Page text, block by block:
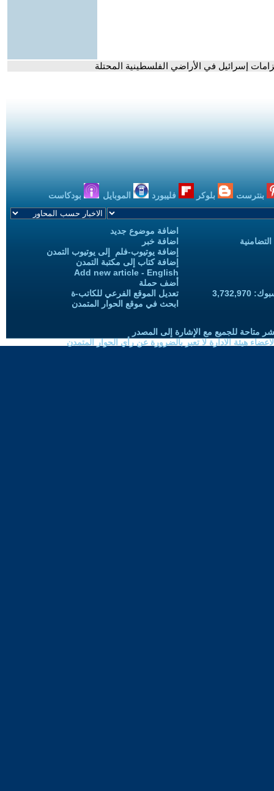
إسرائيل في الأراضي الفلسطينية المحتلة
بنترست بلوكر فليبورد الموبايل بودكاست
اضافة موضوع جديد
اضافة خبر
إضافة يوتيوب-فلم إلى يوتيوب التمدن
إضافة كتاب إلى مكتبة التمدن
Add new article - English
أضف حملة
تعديل الموقع الفرعي للكاتب-ة
ابحث في موقع الحوار المتمدن
متاحة للجميع مع الإشارة إلى المصدر
هيئة الادارة لا تعبر بالضرورة عن رأي الحوار المتمدن